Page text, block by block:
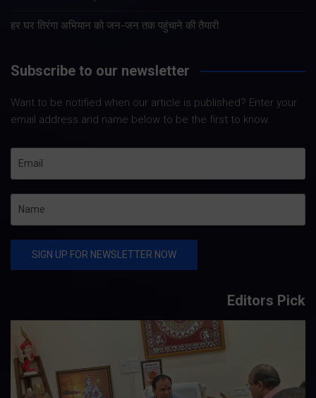
हर घर तिरंगा अभियान को जन-जन तक पहुंचाने की तैयारी
Subscribe to our newsletter
Want to be notified when our article is published? Enter your
email address and name below to be the first to know.
Editors Pick